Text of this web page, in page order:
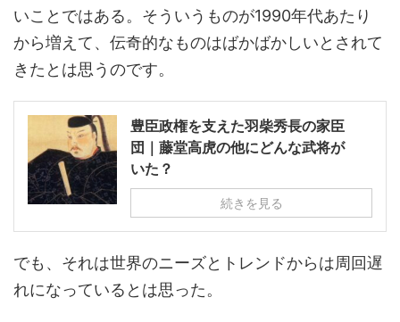
いことではある。そういうものが1990年代あたり
から増えて、伝奇的なものはばかばかしいとされて
きたとは思うのです。
豊臣政権を支えた羽柴秀長の家臣
団｜藤堂高虎の他にどんな武将が
いた？
続きを見る
でも、それは世界のニーズとトレンドからは周回遅
れになっているとは思った。